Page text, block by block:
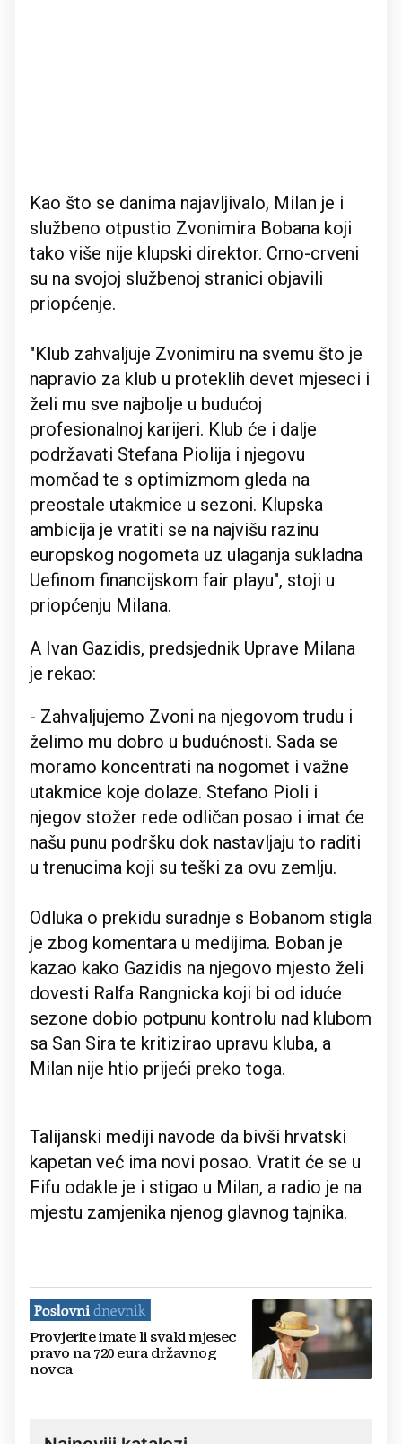
Kao što se danima najavljivalo, Milan je i
službeno otpustio Zvonimira Bobana koji
tako više nije klupski direktor. Crno-crveni
su na svojoj službenoj stranici objavili
priopćenje.
"Klub zahvaljuje Zvonimiru na svemu što je
napravio za klub u proteklih devet mjeseci i
želi mu sve najbolje u budućoj
profesionalnoj karijeri. Klub će i dalje
podržavati Stefana Piolija i njegovu
momčad te s optimizmom gleda na
preostale utakmice u sezoni. Klupska
ambicija je vratiti se na najvišu razinu
europskog nogometa uz ulaganja sukladna
Uefinom financijskom fair playu", stoji u
priopćenju Milana.
A Ivan Gazidis, predsjednik Uprave Milana
je rekao:
- Zahvaljujemo Zvoni na njegovom trudu i
želimo mu dobro u budućnosti. Sada se
moramo koncentrati na nogomet i važne
utakmice koje dolaze. Stefano Pioli i
njegov stožer rede odličan posao i imat će
našu punu podršku dok nastavljaju to raditi
u trenucima koji su teški za ovu zemlju.
Odluka o prekidu suradnje s Bobanom stigla
je zbog komentara u medijima. Boban je
kazao kako Gazidis na njegovo mjesto želi
dovesti Ralfa Rangnicka koji bi od iduće
sezone dobio potpunu kontrolu nad klubom
sa San Sira te kritizirao upravu kluba, a
Milan nije htio prijeći preko toga.
Talijanski mediji navode da bivši hrvatski
kapetan već ima novi posao. Vratit će se u
Fifu odakle je i stigao u Milan, a radio je na
mjestu zamjenika njenog glavnog tajnika.
Provjerite imate li svaki mjesec
pravo na 720 eura državnog
novca